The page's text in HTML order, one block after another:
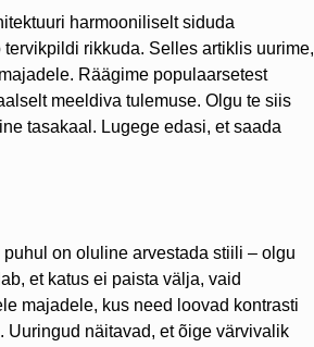
harmooniliselt siduda
rikkuda. Selles artiklis uurime,
Räägime populaarsetest
meeldiva tulemuse. Olgu te siis
tasakaal. Lugege edasi, et saada
on oluline arvestada stiili – olgu
et katus ei paista välja, vaid
majadele, kus need loovad kontrasti
Uuringud näitavad, et õige värvivalik